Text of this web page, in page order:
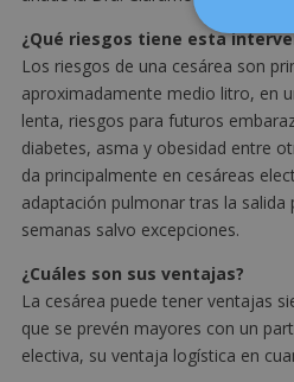
¿Qué riesgos tiene esta
Los riesgos de una cesárea son
aproximadamente medio litro, en
lenta, riesgos para futuros
diabetes, asma y obesidad entre
da principalmente en cesáreas
adaptación pulmonar tras la salida
semanas salvo excepciones.
¿Cuáles son sus ventajas?
La cesárea puede tener ventajas
que se prevén mayores con un
electiva, su ventaja logística en